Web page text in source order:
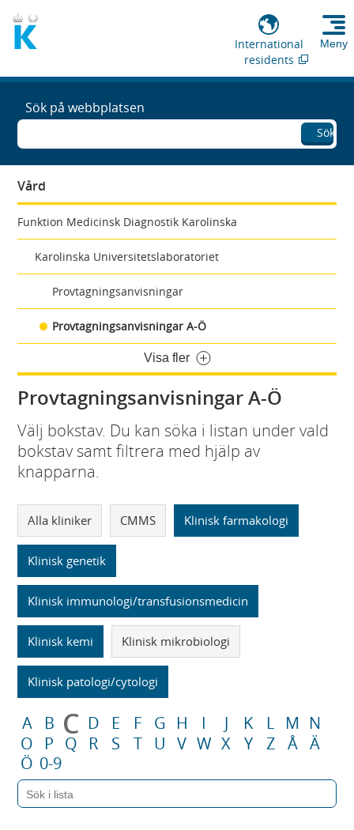
International
residents
Meny
Sök på webbplatsen
Sök
Vård
Funktion Medicinsk Diagnostik Karolinska
Karolinska Universitetslaboratoriet
Provtagningsanvisningar
Provtagningsanvisningar A-Ö
Visa fler
Provtagningsanvisningar A-Ö
Välj bokstav. Du kan söka i listan under vald
bokstav samt filtrera med hjälp av
knapparna.
Alla kliniker CMMS Klinisk farmakologi
Klinisk genetik
Klinisk immunologi/transfusionsmedicin
Klinisk kemi Klinisk mikrobiologi
Klinisk patologi/cytologi
A B C D E F G H I J K L M N
O
P Q R S T U V W X Y Z Å Ä
Ö 0-9